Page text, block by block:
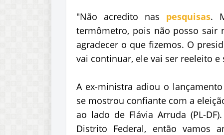
"Não acredito nas pesquisas.
termômetro, pois não posso sair
agradecer o que fizemos. O
vai continuar, ele vai ser reeleito
A ex-ministra adiou o
se mostrou confiante com a
ao lado de Flávia Arruda (PL-
Distrito Federal, então vamos